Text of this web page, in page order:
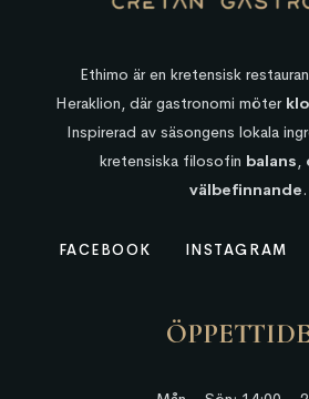
Ethimo är en kretensisk
Heraklion, där gastronomi möter
Inspirerad av säsongens lokala
kretensiska filosofin balans,
välbefinnande.
FACEBOOK INSTAGRAM